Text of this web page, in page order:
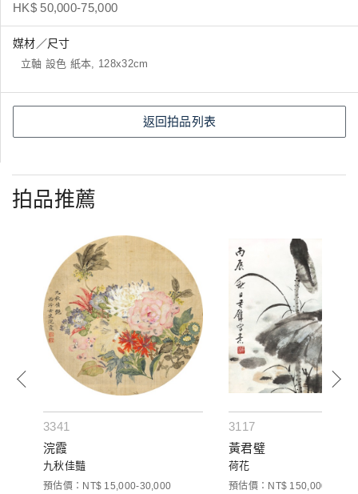
HK$ 50,000-75,000
媒材／尺寸
立軸 設色 紙本, 128x32cm
返回拍品列表
拍品推薦
3341
浣霞
九秋佳豔
預估價：NT$ 15,000-30,000
3117
黃君璧
荷花
預估價：NT$ 150,000-